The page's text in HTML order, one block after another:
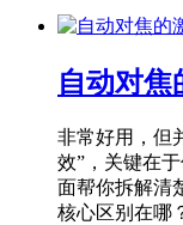
自动对焦
非常好用，但
效”，关键在
面帮你拆解清
核心区别在哪